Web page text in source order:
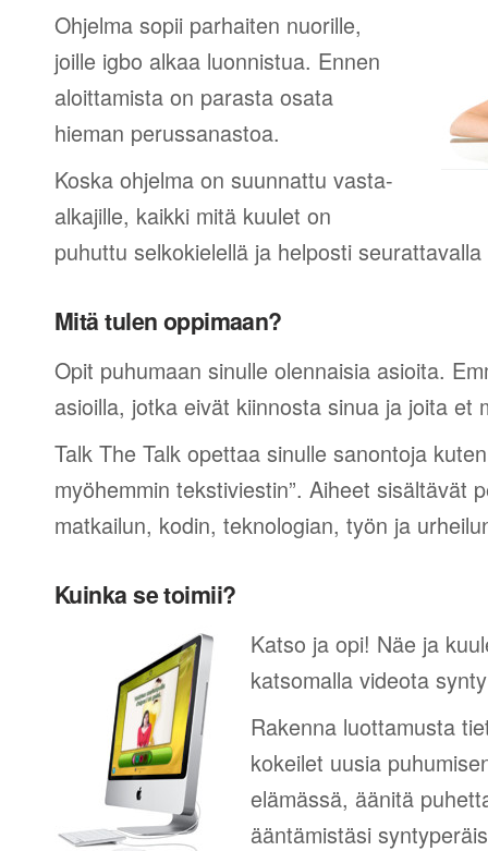
Ohjelma sopii parhaiten nuorille,
joille igbo alkaa luonnistua. Ennen
aloittamista on parasta osata
hieman perussanastoa.
Koska ohjelma on suunnattu vasta-
alkajille, kaikki mitä kuulet on
puhuttu selkokielellä ja helposti
Mitä tulen oppimaan?
Opit puhumaan sinulle olennaisia asioita.
asioilla, jotka eivät kiinnosta sinua ja joita et
Talk The Talk opettaa sinulle sanontoja
myöhemmin tekstiviestin”. Aiheet sisältävät
matkailun, kodin, teknologian, työn ja
Kuinka se toimii?
Katso ja opi! Näe ja
katsomalla videota
Rakenna luottamusta
kokeilet uusia
elämässä, äänitä
ääntämistäsi